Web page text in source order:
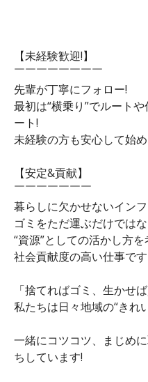
【未経験歓迎!】
￣￣￣￣￣￣￣￣
先輩が丁寧にフォロー!
最初は“横乗り”でルート
ート!
未経験の方も安心して始め
【安定&貢献】
￣￣￣￣￣￣￣
暮らしに欠かせないイン
ゴミをただ運ぶだけではな
“資源”としての活かし方を
社会貢献度の高い仕事です
「捨てればゴミ、生かせ
私たちは日々地域の“きれ
一緒にコツコツ、まじめ
ちしています!